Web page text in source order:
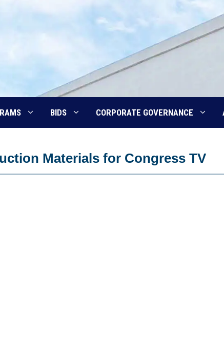
BIDS CORPORATE GOVERNANCE
Materials for Congress TV